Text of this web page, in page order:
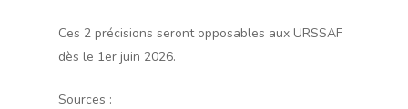
Ces 2 précisions seront opposables aux URSSAF
dès le 1er juin 2026.
Sources :